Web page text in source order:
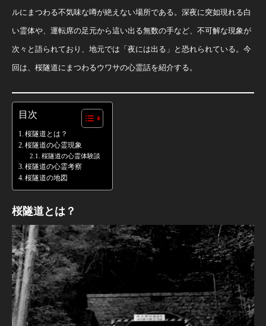
ルにまつわる不気味な噂が絶えない場所である。深夜に突如現れる白
い霊体や、運転席の足元から這い出る無数の手など、不可解な現象が
次々と語られており、地元では「夜には出る」と恐れられている。今
回は、桜隧道にまつわるウワサの心霊話を紹介する。
目次
桜隧道とは？
桜隧道の心霊現象
桜隧道の心霊体験談
桜隧道の心霊考察
桜隧道の地図
桜隧道とは？